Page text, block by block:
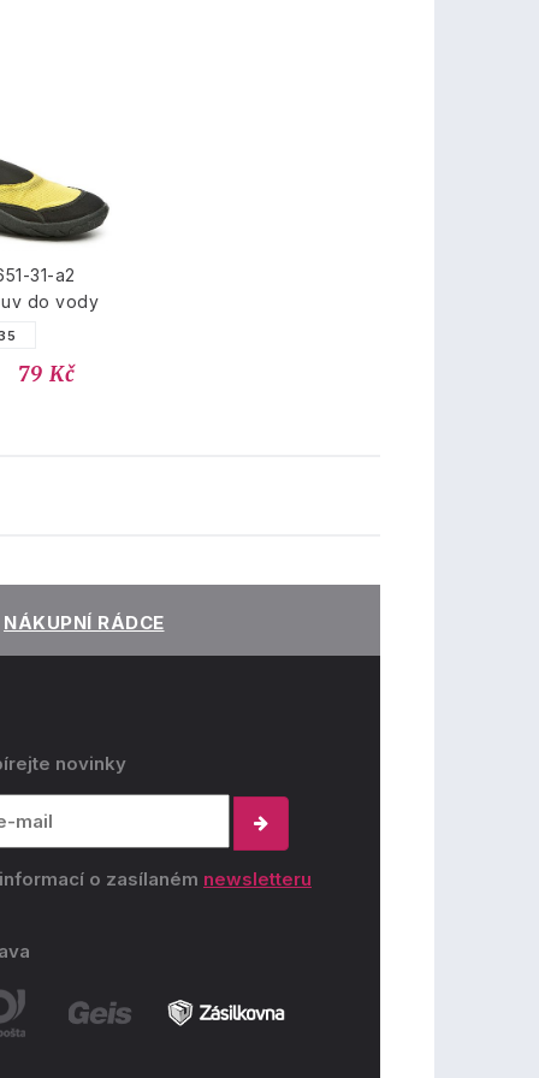
31-a2
do vody
79 Kč
NÁKUPNÍ RÁDCE
novinky
o zasílaném newsletteru